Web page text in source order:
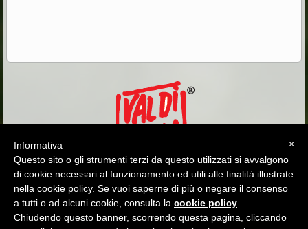
Hotel Cima Undici - Strada de Meida 63 - Pozza di Fassa - 38036 San
Giovanni di Fassa (TN)
×
Informativa
Questo sito o gli strumenti terzi da questo utilizzati si avvalgono
di cookie necessari al funzionamento ed utili alle finalità illustrate
nella cookie policy. Se vuoi saperne di più o negare il consenso
a tutti o ad alcuni cookie, consulta la cookie policy
Chiudendo questo banner, scorrendo questa pagina, cliccando